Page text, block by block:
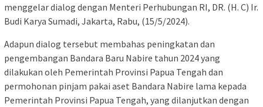
menggelar dialog dengan Menteri Perhubungan RI, DR. (H. C) Ir.
Budi Karya Sumadi, Jakarta, Rabu, (15/5/2024).
Adapun dialog tersebut membahas peningkatan dan
pengembangan Bandara Baru Nabire tahun 2024 yang
dilakukan oleh Pemerintah Provinsi Papua Tengah dan
permohonan pinjam pakai aset Bandara Nabire lama kepada
Pemerintah Provinsi Papua Tengah, yang dilanjutkan dengan